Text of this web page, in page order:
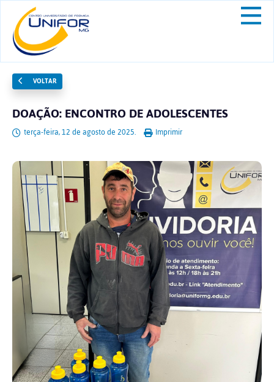
VOLTAR
DOAÇÃO: ENCONTRO DE ADOLESCENTES
terça-feira, 12 de agosto de 2025. Imprimir